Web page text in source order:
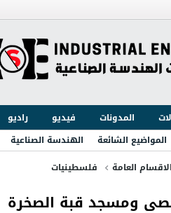
المدونات فيديو راديو
المواضيع الشائعة الهندسة الصناعية
الاقسام العامة فلسطينيات
ومسجد قبة الصخرة